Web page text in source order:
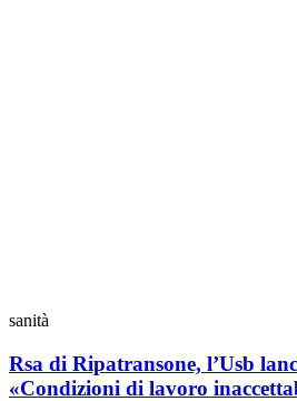
sanità
Rsa di Ripatransone, l’Usb
«Condizioni di lavoro